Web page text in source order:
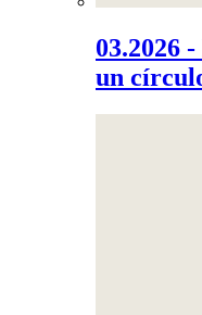
03.2026
un